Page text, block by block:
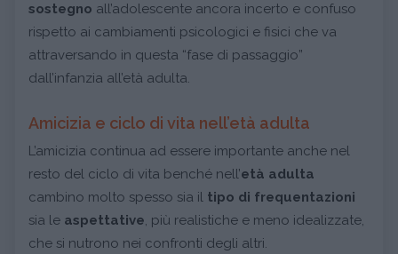
sostegno all’adolescente ancora incerto e confuso
rispetto ai cambiamenti psicologici e fisici che va
attraversando in questa “fase di passaggio”
dall’infanzia all’età adulta.
Amicizia e ciclo di vita nell’età adulta
L’amicizia continua ad essere importante anche nel
resto del ciclo di vita benché nell’età adulta
cambino molto spesso sia il tipo di frequentazioni
sia le aspettative, più realistiche e meno idealizzate,
che si nutrono nei confronti degli altri.